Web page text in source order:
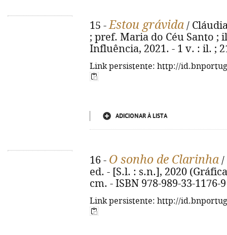
15 -Estou grávida /
; pref. Maria do Céu Santo ;
Influência, 2021. - 1 v. : il. ;
Link persistente: http://
ADICIONAR À LISTA
16 - O sonho de Clarinha /
ed. - [S.l. : s.n.], 2020
cm. - ISBN 978-989-33-1176-9
Link persistente: http://